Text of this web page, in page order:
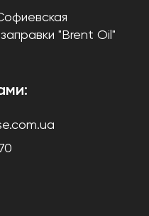
"Brent Oil"